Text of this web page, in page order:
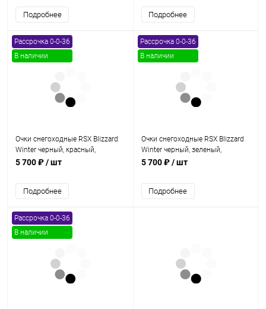
Подробнее Подробнее
Рассрочка 0-0-36
В наличии
Очки снегоходные RSX Blizzard
Winter черный, красный,
красный двойное прозрачное
5 700 ₽/ шт
Подробнее
Рассрочка 0-0-36
В наличии
Очки снегоходные RSX Blizzard
Winter черный, зеленый,
зеленый двойное желтое
5 700 ₽/ шт
Подробнее
Рассрочка 0-0-36
В наличии